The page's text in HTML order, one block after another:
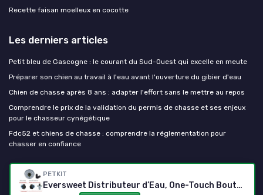
PETKIT
Eversweet Distributeur d’Eau, One-Touch Bouteille pour Chien de Voyage,BPA-Free,Antibactérienne,400ml(Vert)
Recette faisan moelleux en cocotte
Les derniers articles
Petit bleu de Gascogne : le courant du Sud-Ouest qui excelle en meute
Préparer son chien au travail à l'eau avant l'ouverture du gibier d'eau
Chien de chasse après 8 ans : adapter l'effort sans le mettre au repos
Comprendre le prix de la validation du permis de chasse et ses enjeux
pour le chasseur cynégétique
Fdc52 et chiens de chasse : comprendre la réglementation pour
chasser en confiance
Chien de chasse